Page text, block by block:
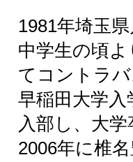
1981年埼玉
中学生の頃
てコントラ
早稲田大学
入部し、大
2006年に椎